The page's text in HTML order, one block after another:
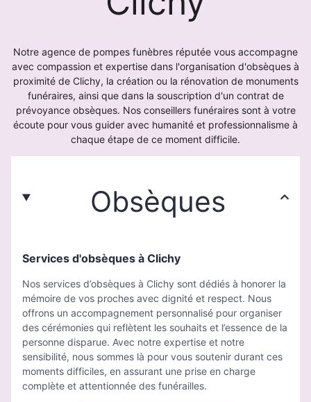
Notre agence de pompes funèbres réputée vous accompagne
avec compassion et expertise dans l'organisation d'obsèques à
proximité de Clichy, la création ou la rénovation de monuments
funéraires, ainsi que dans la souscription d'un contrat de
prévoyance obsèques. Nos conseillers funéraires sont à votre
écoute pour vous guider avec humanité et professionnalisme à
chaque étape de ce moment difficile.
Obsèques
Services d'obsèques à Clichy
Nos services d’obsèques à Clichy sont dédiés à honorer la
mémoire de vos proches avec dignité et respect. Nous
offrons un accompagnement personnalisé pour organiser
des cérémonies qui reflètent les souhaits et l’essence de la
personne disparue. Avec notre expertise et notre
sensibilité, nous sommes là pour vous soutenir durant ces
moments difficiles, en assurant une prise en charge
complète et attentionnée des funérailles.